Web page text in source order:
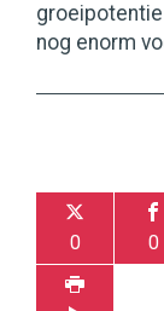
groeipotentie
nog enorm
0 0